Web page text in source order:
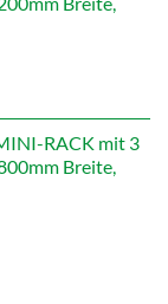
RACK mit 3
Breite,